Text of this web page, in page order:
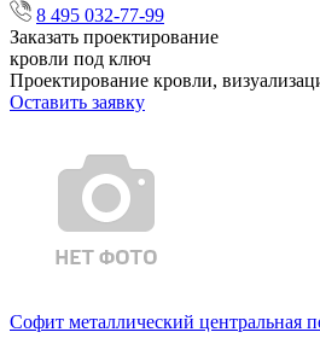
8 495 032-77-99
Заказать проектирование
кровли под ключ
Проектирование кровли,
Оставить заявку
Софит металлический центральная